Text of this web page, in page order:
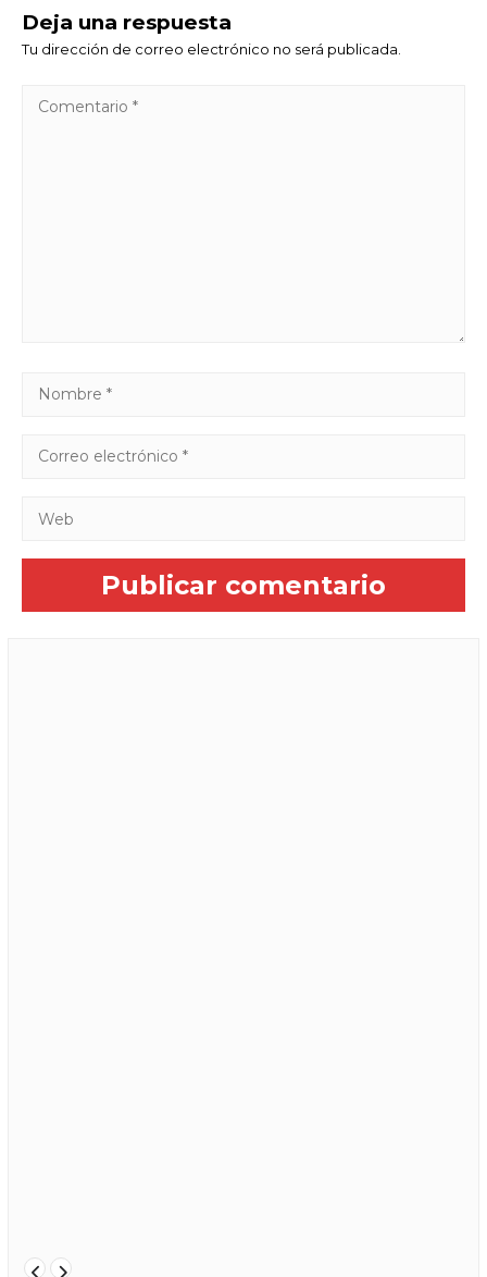
Deja una respuesta
Tu dirección de correo electrónico no será publicada.